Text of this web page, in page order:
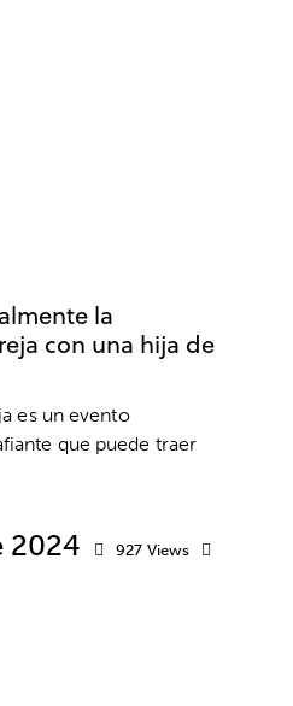
la
con una hija de
es un evento
que puede traer
2024 927 Views